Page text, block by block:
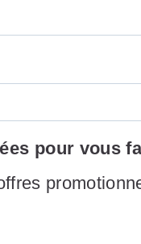
pour vous